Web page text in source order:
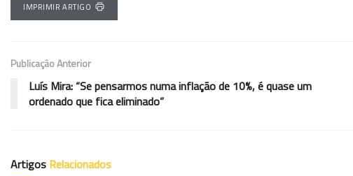
IMPRIMIR ARTIGO
Publicação Anterior
Luís Mira: “Se pensarmos numa inflação de 10%, é quase um
ordenado que fica eliminado”
Artigos Relacionados